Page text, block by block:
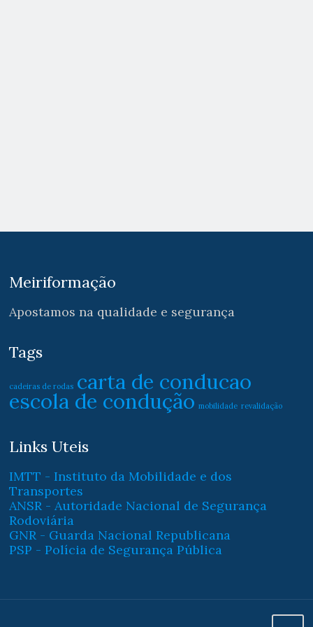
Meiriformação
Apostamos na qualidade e segurança
Tags
cadeiras de rodas carta de conducao
escola de condução mobilidade revalidação
Links Uteis
IMTT - Instituto da Mobilidade e dos
Transportes
ANSR - Autoridade Nacional de Segurança
Rodoviária
GNR - Guarda Nacional Republicana
PSP - Polícia de Segurança Pública